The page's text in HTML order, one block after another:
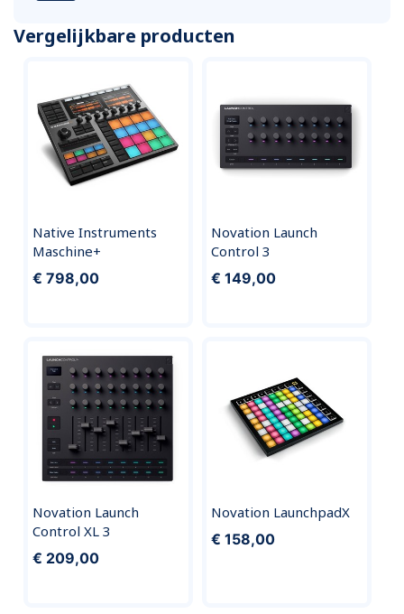
Vergelijkbare producten
Native Instruments
Maschine+
€ 798,00
Novation Launch
Control 3
€ 149,00
Novation Launch
Control XL 3
€ 209,00
Novation LaunchpadX
€ 158,00